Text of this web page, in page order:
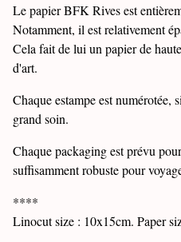
Le papier BFK Rives est
Notamment, il est relativement
Cela fait de lui un papier de
d'art.
Chaque estampe est numérotée,
grand soin.
Chaque packaging est prévu
suffisamment robuste pour
****
Linocut size : 10x15cm. Paper